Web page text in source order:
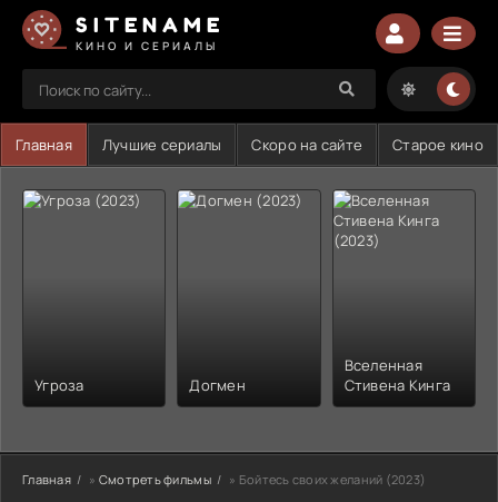
SITENAME
КИНО И СЕРИАЛЫ
Главная Лучшие сериалы Скоро на сайте Старое кино
Угроза Догмен
Вселенная
Стивена Кинга
Главная » Смотреть фильмы » Бойтесь своих желаний (2023)